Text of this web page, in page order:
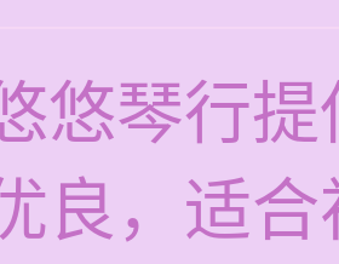
悠琴行
良，适